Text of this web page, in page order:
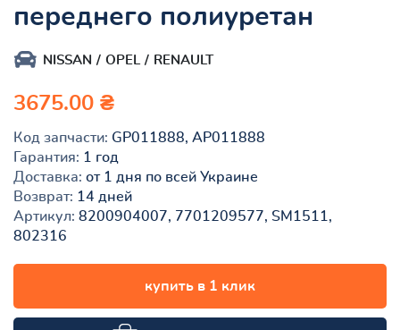
переднего полиуретан
NISSAN OPEL RENAULT
3675.00 ₴
Код запчасти: GP011888, AP011888
Гарантия: 1 год
Доставка: от 1 дня по всей Украине
Возврат: 14 дней
Артикул: 8200904007, 7701209577, SM1511,
802316
купить в 1 клик